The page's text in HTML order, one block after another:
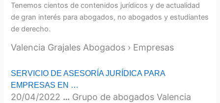
Tenemos cientos de contenidos jurídicos y de actualidad
de gran interés para abogados, no abogados y estudiantes
de derecho.
Valencia Grajales Abogados › Empresas
SERVICIO DE ASESORÍA JURÍDICA PARA
EMPRESAS EN …
20/04/2022 … Grupo de abogados Valencia